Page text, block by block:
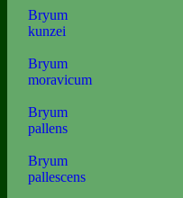
Bryum
kunzei
Bryum
moravicum
Bryum
pallens
Bryum
pallescens